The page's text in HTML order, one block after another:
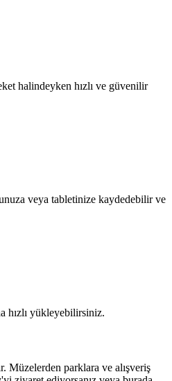
halindeyken hızlı ve güvenilir
veya tabletinize kaydedebilir ve
hızlı yükleyebilirsiniz.
Müzelerden parklara ve alışveriş